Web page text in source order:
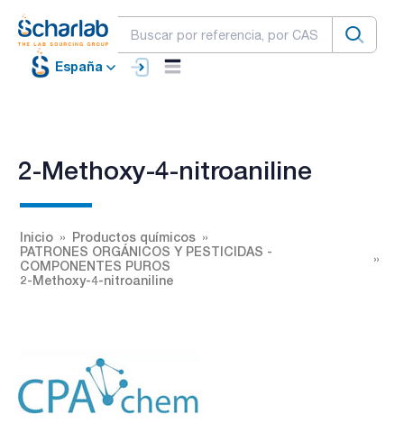
España
2-Methoxy-4-nitroaniline
Inicio
Productos químicos
PATRONES ORGÁNICOS Y PESTICIDAS -
COMPONENTES PUROS
2-Methoxy-4-nitroaniline